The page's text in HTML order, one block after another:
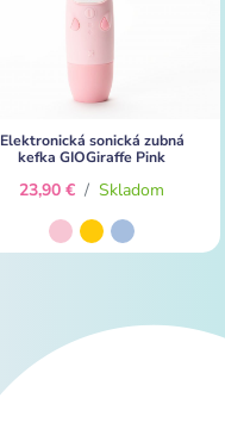
Elektronická sonická zubná
kefka GIOGiraffe Pink
23,90 € / Skladom